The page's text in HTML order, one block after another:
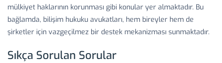
mülkiyet haklarının korunması gibi konular yer almaktadır. Bu
bağlamda, bilişim hukuku avukatları, hem bireyler hem de
şirketler için vazgeçilmez bir destek mekanizması sunmaktadır.
Sıkça Sorulan Sorular